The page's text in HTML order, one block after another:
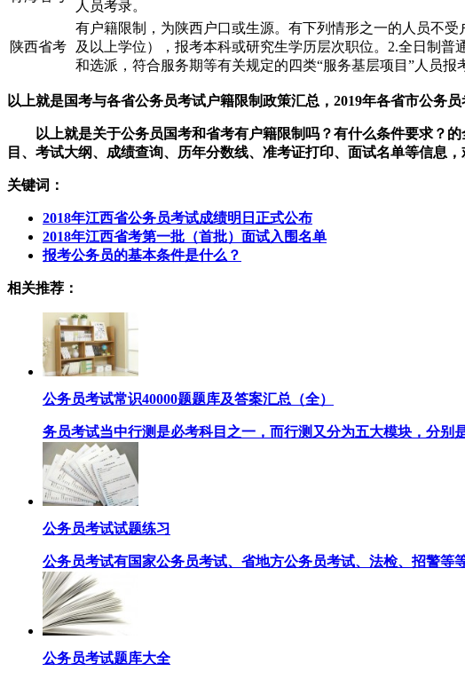
人员考录。
陕西省考
有户籍限制，为陕西户口或生源。有下列情形之一的人员不
及以上学位），报考本科或研究生学历层次职位。2.全日制
和选派，符合服务期等有关规定的四类“服务基层项目”人员报
以上就是国考与各省公务员考试户籍限制政策汇总，2019年各省市公务
以上就是关于公务员国考和省考有户籍限制吗？有什么条件要求？
目、考试大纲、成绩查询、历年分数线、准考证打印、面试名单等信息
关键词：
2018年江西省公务员考试成绩明日正式公布
2018年江西省考第一批（首批）面试入围名单
报考公务员的基本条件是什么？
相关推荐：
公务员考试常识40000题题库及答案汇总（全）
务员考试当中行测是必考科目之一，而行测又分为五大模块，分别
公务员考试试题练习
公务员考试有国家公务员考试、省地方公务员考试、法检、招警等
公务员考试题库大全